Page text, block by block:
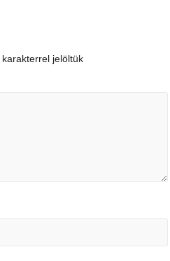
karakterrel jelöltük